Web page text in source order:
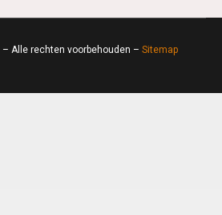
Alle rechten voorbehouden – Sitemap